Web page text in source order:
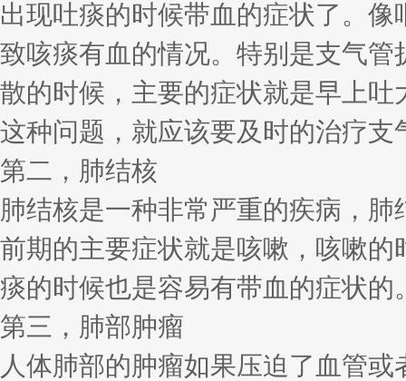
出现吐痰的时候带血的症状了。
致咳痰有血的情况。特别是支气
散的时候，主要的症状就是早上
这种问题，就应该要及时的治疗
第二，肺结核
肺结核是一种非常严重的疾病，
前期的主要症状就是咳嗽，咳嗽
痰的时候也是容易有带血的症状的
第三，肺部肿瘤
人体肺部的肿瘤如果压迫了血管